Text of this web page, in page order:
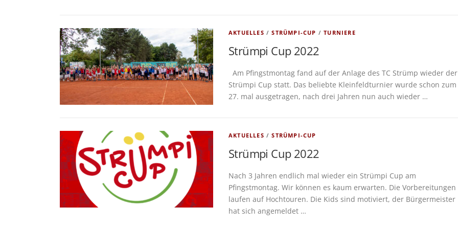
AKTUELLES /STRÜMPI-CUP /TURNIERE
Strümpi Cup 2022
Am Pfingstmontag fand auf der Anlage des TC Strümp wieder der
Strümpi Cup statt. Das beliebte Kleinfeldturnier wurde schon zum
27. mal ausgetragen, nach drei Jahren nun auch wieder …
AKTUELLES /STRÜMPI-CUP
Strümpi Cup 2022
Nach 3 Jahren endlich mal wieder ein Strümpi Cup am
Pfingstmontag. Wir können es kaum erwarten. Die Vorbereitungen
laufen auf Hochtouren. Die Kids sind motiviert, der Bürgermeister
hat sich angemeldet …